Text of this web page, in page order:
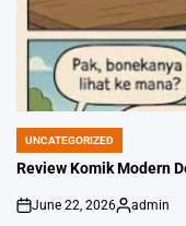
POSTED
IN
UNCATEGORIZED
Review Komik Modern
on
June 22, 2026
Posted
admin